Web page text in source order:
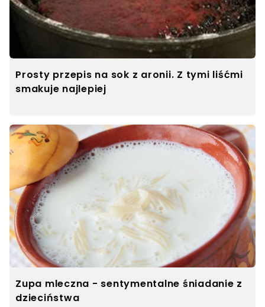
Prosty przepis na sok z aronii. Z tymi liśćmi
smakuje najlepiej
Zupa mleczna - sentymentalne śniadanie z
dzieciństwa